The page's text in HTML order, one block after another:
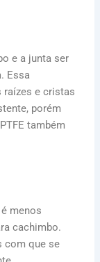
e a junta ser
Essa
raízes e cristas
porém
também
menos
cachimbo.
com que se